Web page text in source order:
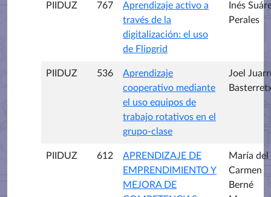
PIIDUZ 767
Aprendizaje activo a
través de la
digitalización: el uso
de Flipgrid
Inés
Perales
PIIDUZ 536
Aprendizaje
cooperativo mediante
el uso equipos de
trabajo rotativos en el
grupo-clase
Joel
PIIDUZ 612
APRENDIZAJE DE
EMPRENDIMIENTO Y
MEJORA DE
María del
Carmen
Berné